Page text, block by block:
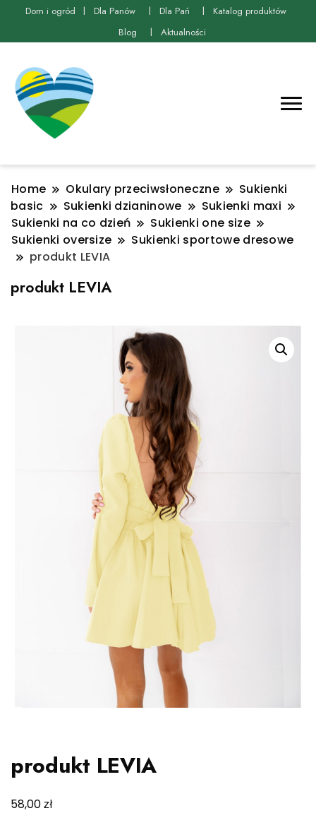
Dom i ogród Dla Panów Dla Pań
Katalog produktów
Blog
Aktualności
Home Okulary przeciwsłoneczne
Sukienki
basic
Sukienki dzianinowe
Sukienki maxi
Sukienki na co dzień
Sukienki one size
Sukienki oversize
Sukienki sportowe dresowe
produkt LEVIA
produkt LEVIA
produkt LEVIA
58,00zł